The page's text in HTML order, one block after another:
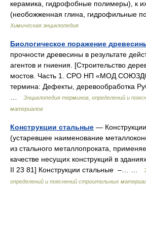
керамика, гидрофобные полимеры), к
(необожженная глина, гидрофильные
Химическая энциклопедия
Биологическое поражение
прочности древесины в результате
агентов и гниения. [Строительство
мостов. Часть 1. СРО НП «МОД
термина: Дефекты, деревообработка
Энциклопедия терминов, определений и
материалов
Конструкции стальные —
(устаревшее наименование
из стального металлопроката,
качестве несущих конструкций в
II 23 81] Конструкции стальные –… …
определений и пояснений строительных